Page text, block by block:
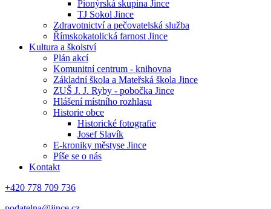
Pionýrská skupina Jince
TJ Sokol Jince
Zdravotnictví a pečovatelská služba
Římskokatolická farnost Jince
Kultura a školství
Plán akcí
Komunitní centrum - knihovna
Základní škola a Mateřská škola Jince
ZUŠ J. J. Ryby - pobočka Jince
Hlášení místního rozhlasu
Historie obce
Historické fotografie
Josef Slavík
E-kroniky městyse Jince
Píše se o nás
Kontakt
+420 778 709 736